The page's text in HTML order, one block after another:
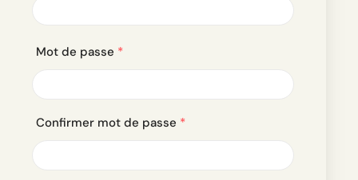
Mot de passe *
Confirmer mot de passe *